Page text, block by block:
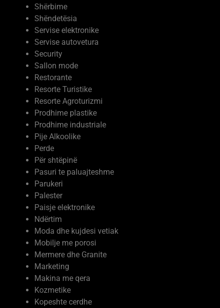
Shëndetësia
Servise elektronike
Servise autovetura
Security
Sallon mode
Restorante
Resorte Turistike
Resorte Agroturizmi
Prodhime plastike
Prodhime industriale
Pije Alkoolike
Perde
Për shtëpinë
Pasuri te paluajteshme
Parukeri
Palester
Paisje elektronike
Ndërtim
Moda dhe kujdesi vetiak
Mobilje me porosi
Mermere dhe Granite
Marketing
Makina me qera
Kozmetike
Kopeshte cerdhe
Komplekse turistike